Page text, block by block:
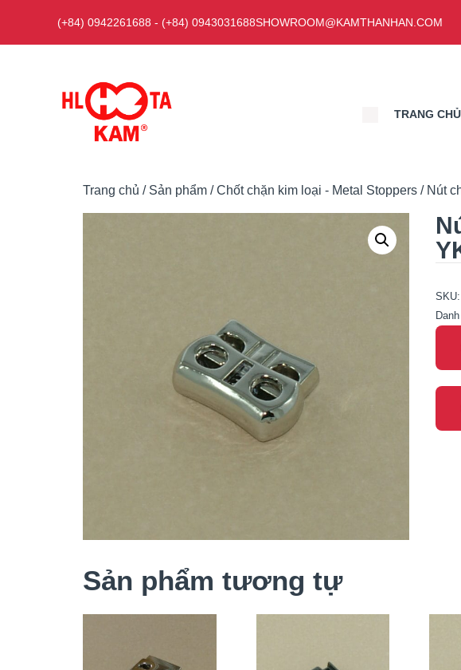
nội
(+84) 0942261688 - (+84) 0943031688SHOWROOM@KAMTHANHAN.COM
TRANG CHỦ
Trang chủ / Sản phẩm /Chốt chặn kim loại - Metal Stoppers / Nút
SKU:
Sản phẩm tương tự